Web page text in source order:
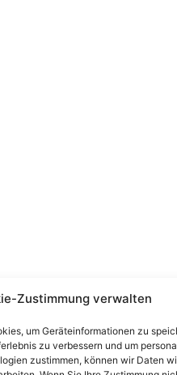
Zustimmung verwalten
um Geräteinformationen zu
zu verbessern und um
zustimmen, können wir Daten